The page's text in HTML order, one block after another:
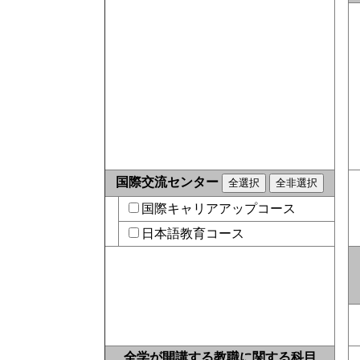
国際交流センター
国際キャリアアップコース
日本語教育コース
全学が開講する教職に関する科目